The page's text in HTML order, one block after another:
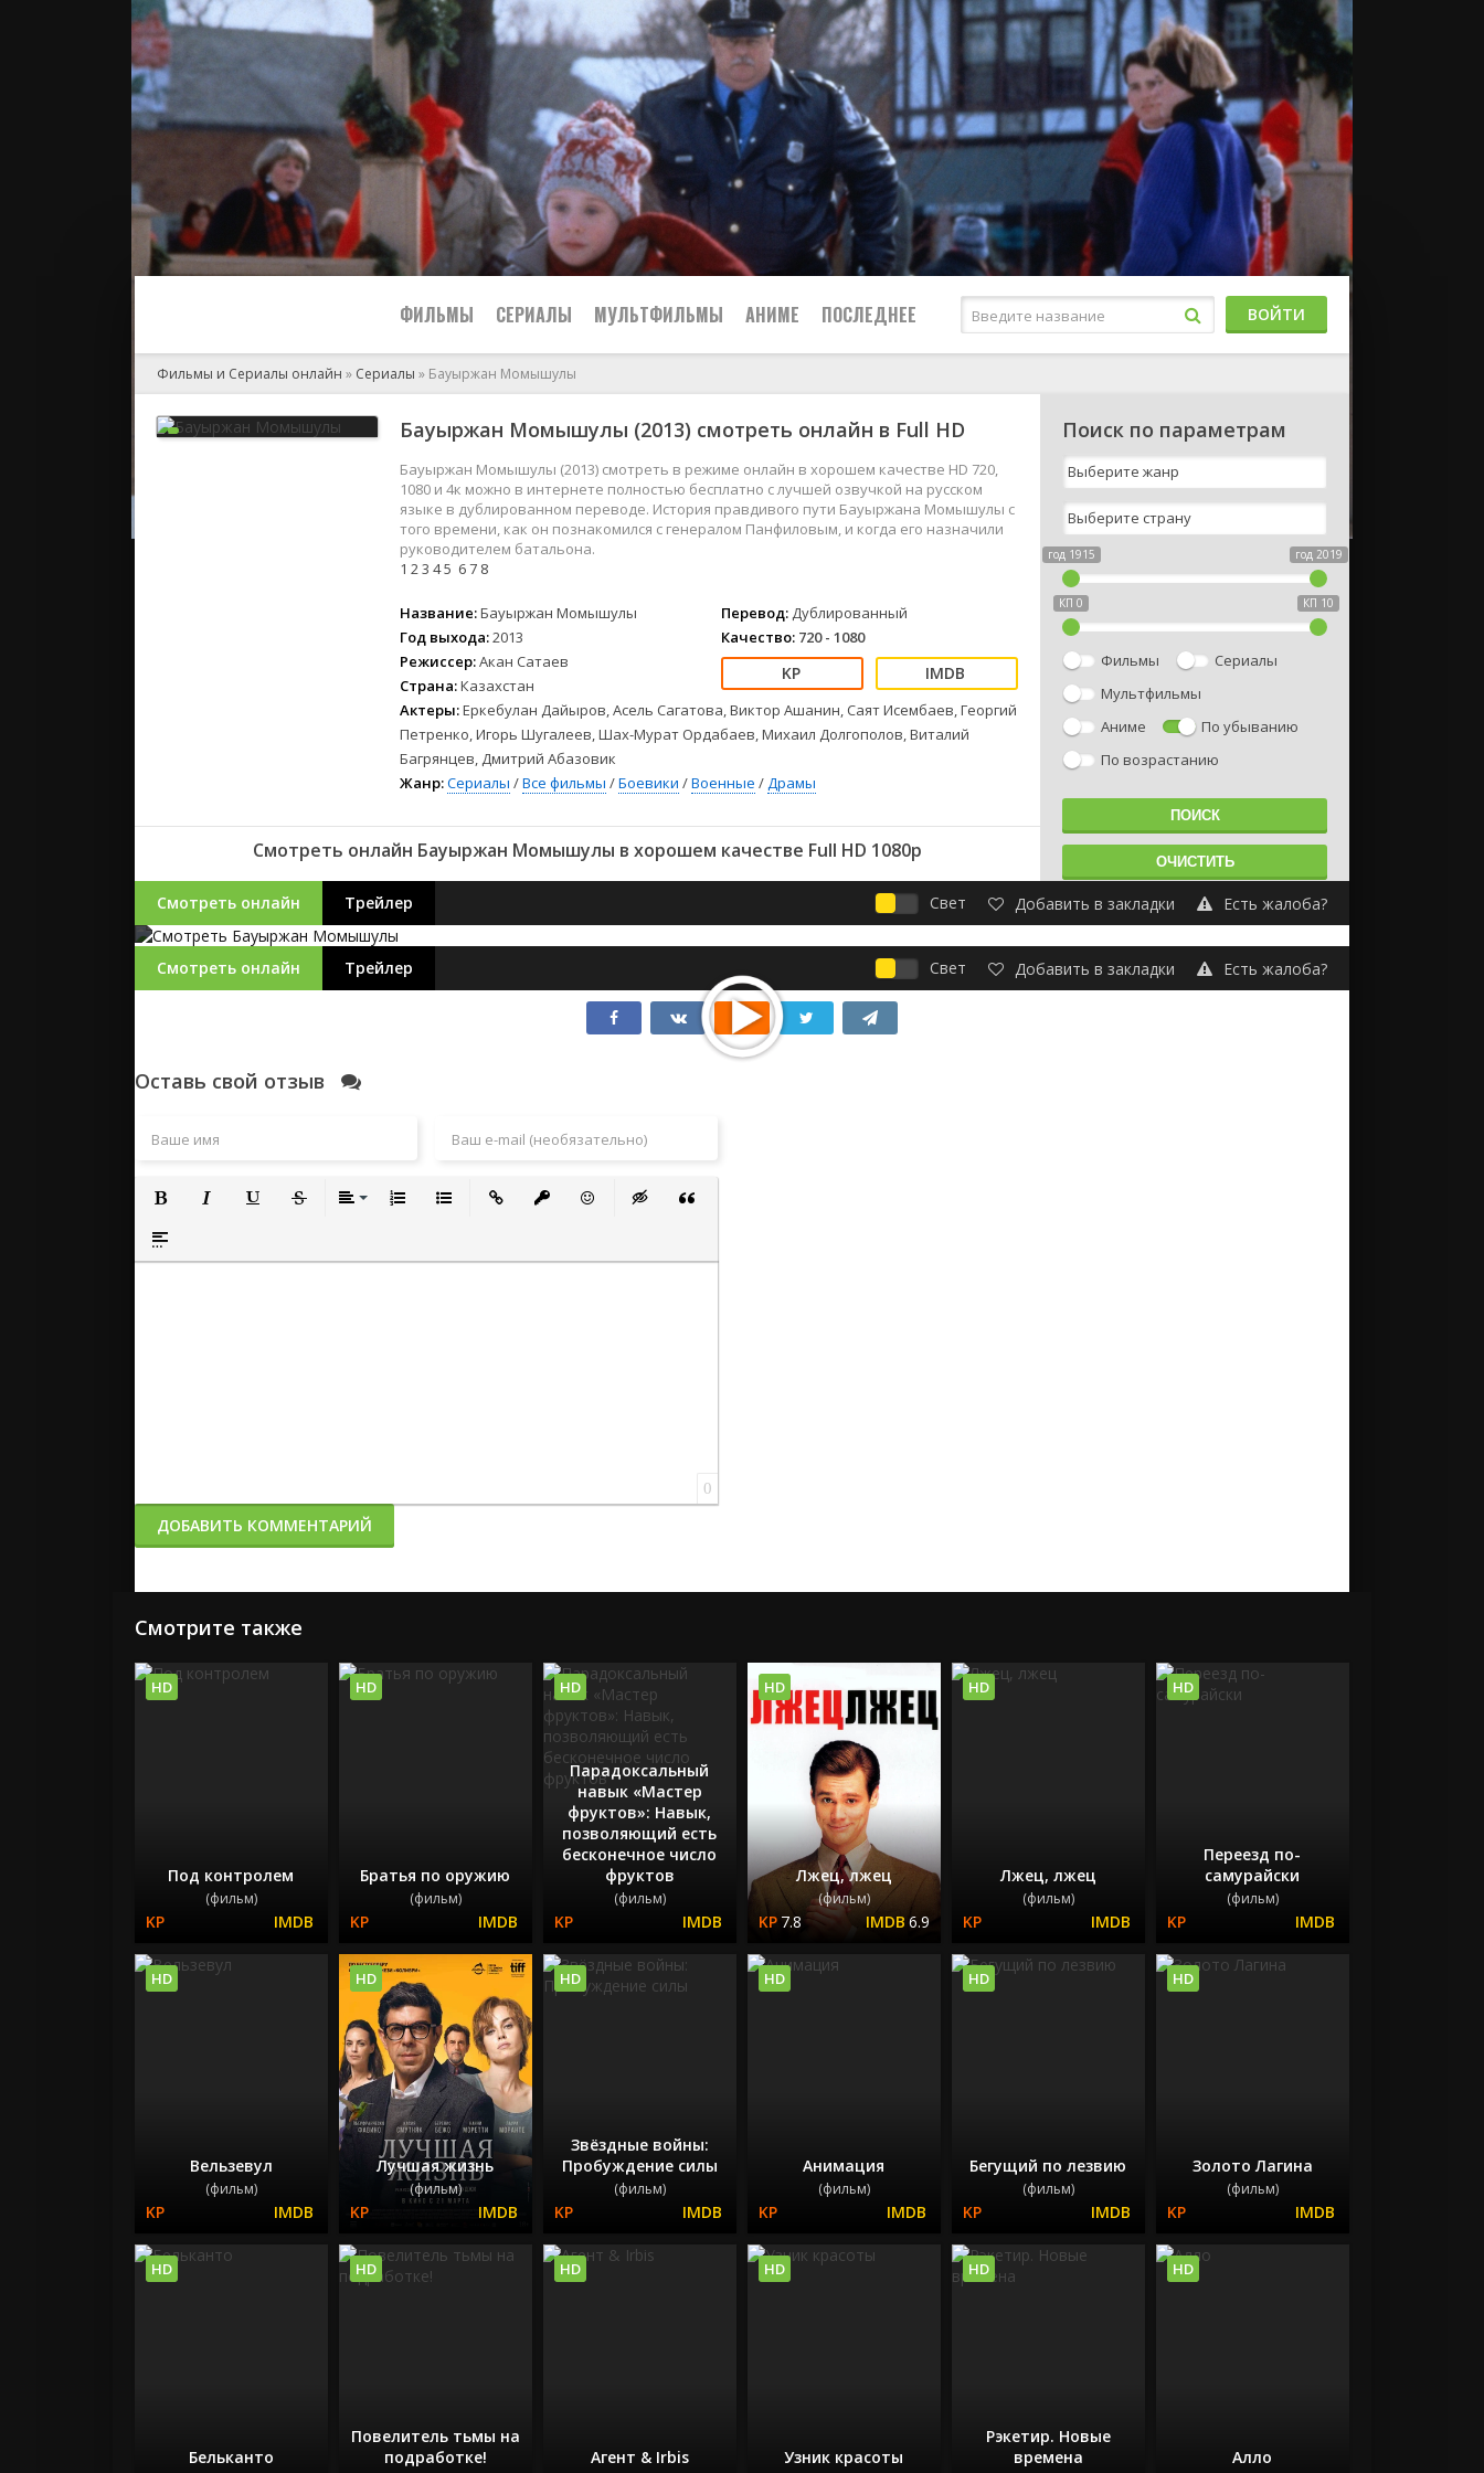
ФИЛЬМЫ
2024
2023
2022
2021
Русские
СССР
Зарубежные
Боевики
Военные
Детективы
Детские
Мелодрамы
Приключения
Семейные
Спорт
Фантастика
Фэнтези
СЕРИАЛЫ МУЛЬТФИЛЬМЫ АНИМЕ ПОСЛЕДНЕЕ
2024
2023
2022
Русские
СССР
Зарубежные
ВОЙТИ
Фильмы и Сериалы онлайн » Сериалы » Бауыржан Момышулы
Бауыржан Момышулы (2013) смотреть онлайн в Full HD
Бауыржан Момышулы (2013) смотреть в режиме онлайн в хорошем качестве HD 720,
1080 и 4к можно в интернете полностью бесплатно с лучшей озвучкой на русском
языке в дублированном переводе. История правдивого пути Бауыржана Момышулы с
того времени, как он познакомился с генералом Панфиловым, и когда его назначили
руководителем батальона.
1 23 45 67 8
Название:Бауыржан Момышулы
Год выхода:2013
Режиссер:Акан Сатаев
Страна:Казахстан
Перевод: Дублированный
Качество: 720 - 1080
Актеры:Еркебулан Дайыров, Асель Сагатова, Виктор Ашанин, Саят Исембаев, Георгий
Петренко, Игорь Шугалеев, Шах-Мурат Ордабаев, Михаил Долгополов, Виталий
Багрянцев, Дмитрий Абазовик
Жанр:Сериалы /Все фильмы /Боевики /Военные /Драмы
Смотреть онлайн Бауыржан Момышулы в хорошем качестве Full HD 1080p
Поиск по параметрам
год 1915 год 2019
КП 0 КП 10
Фильмы
Сериалы
Мультфильмы
Аниме
По убыванию
По возрастанию
Смотреть онлайн Трейлер Свет Добавить в закладки Есть жалоба?
Смотреть онлайн Трейлер Свет Добавить в закладки Есть жалоба?
Оставь свой отзыв
Полужирный
Вставка спойлера
0
ДОБАВИТЬ КОММЕНТАРИЙ
Смотрите также
Под контролем
(фильм)
HD
Братья по оружию
(фильм)
HD
Парадоксальный
навык «Мастер
фруктов»: Навык,
позволяющий есть
бесконечное число
фруктов
(фильм)
HD
Лжец, лжец
(фильм)
7.8 6.9
HD
Лжец, лжец
(фильм)
HD
Переезд по-
самурайски
(фильм)
HD
Вельзевул
(фильм)
HD
Лучшая жизнь
(фильм)
HD
Звёздные войны:
Пробуждение силы
(фильм)
HD
Анимация
(фильм)
HD
Бегущий по лезвию
(фильм)
HD
Золото Лагина
(фильм)
HD
Бельканто
HD
Повелитель тьмы на
подработке!
HD
Aгент & Irbis
HD
Узник красоты
HD
Рэкетир. Новые
времена
HD
Алло
HD